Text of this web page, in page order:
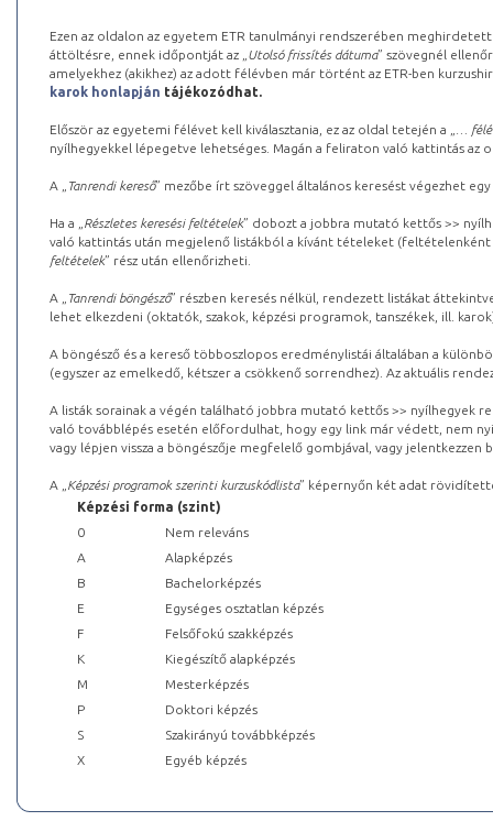
Ezen az oldalon az egyetem ETR tanulmányi rendszerében
áttöltésre, ennek időpontját az „ Utolsó frissítés dátuma” szövegnél
amelyekhez (akikhez) az adott félévben már történt az ETR-ben
karok honlapján tájékozódhat.
Először az egyetemi félévet kell kiválasztania, ez az oldal tetején a „
…
nyílhegyekkel lépegetve lehetséges. Magán a feliraton való kattintás az
A „ Tanrendi kereső” mezőbe írt szöveggel általános keresést végezhet
Ha a „ Részletes keresési feltételek” dobozt a jobbra mutató kettős >>
való kattintás után megjelenő listákból a kívánt tételeket (feltételenként
feltételek” rész után ellenőrizheti.
A „ Tanrendi böngésző” részben keresés nélkül, rendezett listákat
lehet elkezdeni (oktatók, szakok, képzési programok, tanszékek, ill.
A böngésző és a kereső többoszlopos eredménylistái általában a
(egyszer az emelkedő, kétszer a csökkenő sorrendhez). Az aktuális
A listák sorainak a végén található jobbra mutató kettős >> nyílhegyek
való továbblépés esetén előfordulhat, hogy egy link már védett, nem
vagy lépjen vissza a böngészője megfelelő gombjával, vagy
A „ Képzési programok szerinti kurzuskódlista” képernyőn két adat
Képzési forma (szint)
0
Nem releváns
A
Alapképzés
B
Bachelorképzés
E
Egységes osztatlan képzés
F
Felsőfokú szakképzés
K
Kiegészítő alapképzés
M
Mesterképzés
P
Doktori képzés
S
Szakirányú továbbképzés
X
Egyéb képzés